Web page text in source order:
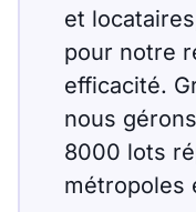
et
pour notre
efficacité.
nous
8000 lots
métropoles